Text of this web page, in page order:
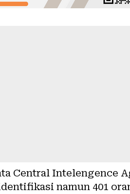
Central Intelengence
namun 401